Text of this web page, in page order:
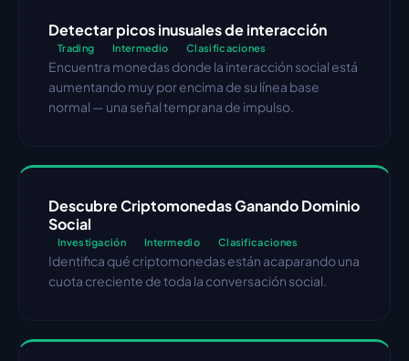
Detectar picos inusuales de interacción
Trading Intermedio Clasificaciones
Encuentra monedas donde la interacción social está
aumentando muy por encima de su línea base
normal — una señal temprana de impulso.
Descubre Criptomonedas Ganando Dominio
Social
Investigación Intermedio Clasificaciones
Identifica qué criptomonedas están acaparando una
cuota creciente de toda la conversación social.